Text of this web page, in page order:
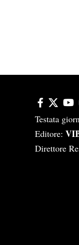
Testata
Editore:
Direttore